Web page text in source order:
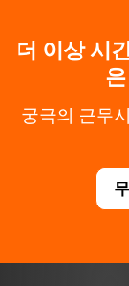
더 이상 시
궁극의 근무